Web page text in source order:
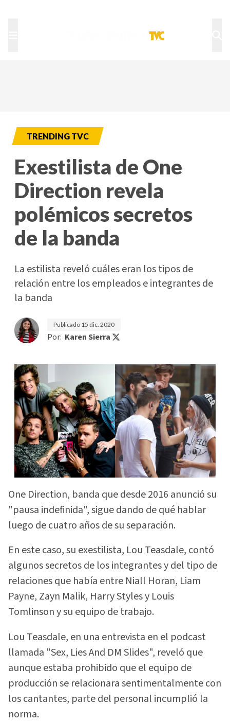
TRENDING TVC
Exestilista de One
Direction revela
polémicos secretos
de la banda
La estilista reveló cuáles eran los tipos de
relación entre los empleados e integrantes de
la banda
Publicado 15 dic. 2020
Por: Karen Sierra
One Direction, banda que desde 2016 anunció su
"pausa indefinida", sigue dando de qué hablar
luego de cuatro años de su separación.
En este caso, su exestilista, Lou Teasdale, contó
algunos secretos de los integrantes y del tipo de
relaciones que había entre Niall Horan, Liam
Payne, Zayn Malik, Harry Styles y Louis
Tomlinson y su equipo de trabajo.
Lou Teasdale, en una entrevista en el podcast
llamada "Sex, Lies And DM Slides", reveló que
aunque estaba prohibido que el equipo de
producción se relacionara sentimentalmente con
los cantantes, parte del personal incumplió la
norma.